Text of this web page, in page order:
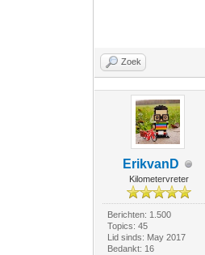
Zoek
ErikvanD
Kilometervreter
Berichten: 1.500
Topics: 45
Lid sinds: May 2017
Bedankt: 16